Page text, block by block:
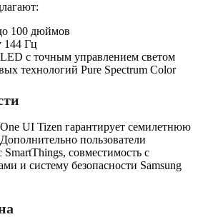
100 дюймов
144 Гц
с точным управлением светом
технологий Pure Spectrum Color
UI Tizen гарантирует семилетнюю
пользователи
совместимость с
и систему безопасности Samsung